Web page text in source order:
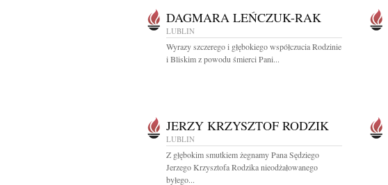
DAGMARA LEŃCZUK-RAK
LUBLIN
Wyrazy szczerego i głębokiego współczucia Rodzinie
i Bliskim z powodu śmierci Pani...
JERZY KRZYSZTOF RODZIK
LUBLIN
Z głębokim smutkiem żegnamy Pana Sędziego
Jerzego Krzysztofa Rodzika nieodżałowanego
byłego...